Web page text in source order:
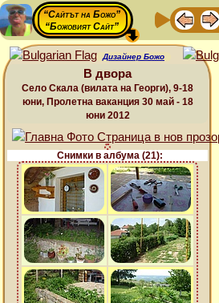
“Сайтът на Божо”
“Божовият Сайт”
Дизайнер Божо
В двора
Село Скала (вилата на Георги), 9-18
юни, Пролетна ваканция 30 май - 18
юни 2012
Снимки в албума (21):